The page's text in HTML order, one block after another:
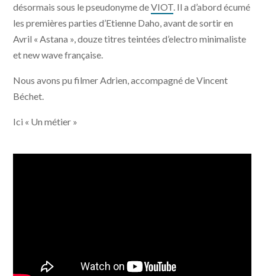
désormais sous le pseudonyme deVIOT . Il a d’abord écumé
les premières parties d’Etienne Daho, avant de sortir en
Avril « Astana », douze titres teintées d’electro minimaliste
et new wave française.
Nous avons pu filmer Adrien, accompagné de Vincent
Béchet.
Ici « Un métier »